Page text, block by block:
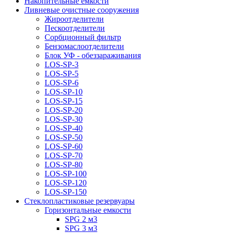
Ливневые очистные сооружения
Жироотделители
Пескоотделители
Сорбционный фильтр
Бензомаслоотделители
Блок УФ - обеззараживания
LOS-SP-3
LOS-SP-5
LOS-SP-6
LOS-SP-10
LOS-SP-15
LOS-SP-20
LOS-SP-30
LOS-SP-40
LOS-SP-50
LOS-SP-60
LOS-SP-70
LOS-SP-80
LOS-SP-100
LOS-SP-120
LOS-SP-150
Стеклопластиковые резервуары
Горизонтальные емкости
SPG 2 м3
SPG 3 м3